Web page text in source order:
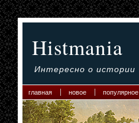
Histmania
Интересно о истории
главная новое популярное